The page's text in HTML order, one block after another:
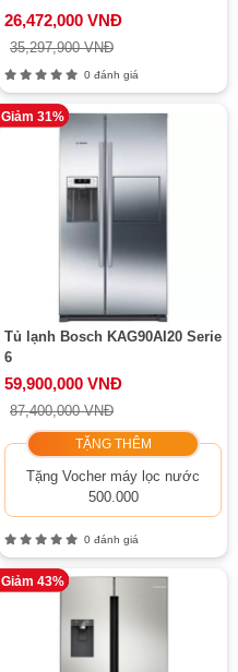
26,472,000 VNĐ
35,297,900 VNĐ
0 đánh giá
Giảm 31%
Tủ lạnh Bosch KAG90AI20 Serie
6
59,900,000 VNĐ
87,400,000 VNĐ
TẶNG THÊM
Tặng Vocher máy lọc nước
500.000
0 đánh giá
Giảm 43%